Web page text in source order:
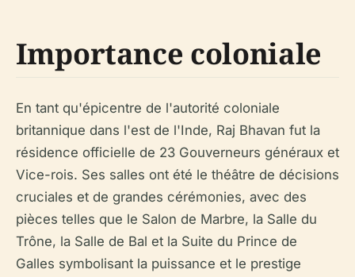
Importance coloniale
En tant qu'épicentre de l'autorité coloniale
britannique dans l'est de l'Inde, Raj Bhavan fut la
résidence officielle de 23 Gouverneurs généraux et
Vice-rois. Ses salles ont été le théâtre de décisions
cruciales et de grandes cérémonies, avec des
pièces telles que le Salon de Marbre, la Salle du
Trône, la Salle de Bal et la Suite du Prince de
Galles symbolisant la puissance et le prestige